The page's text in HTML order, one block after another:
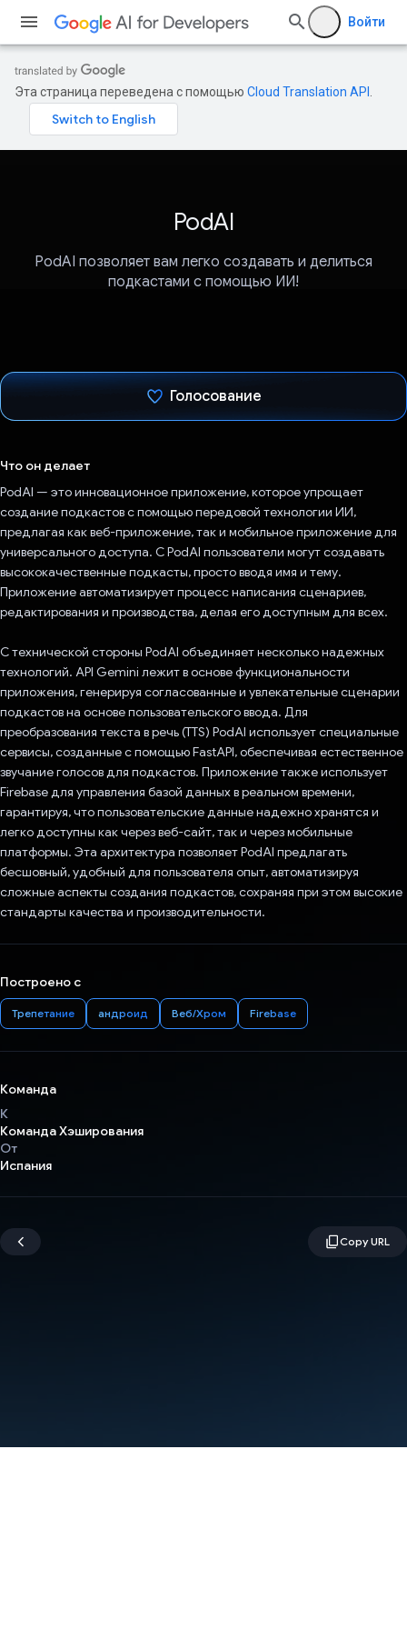
Войти
Эта страница переведена с помощью Cloud Translation API
PodAI
PodAI позволяет вам легко создавать и делиться
подкастами с помощью ИИ!
Голосование
Что он делает
PodAI — это инновационное приложение, которое упрощает
создание подкастов с помощью передовой технологии ИИ,
предлагая как веб-приложение, так и мобильное приложение для
универсального доступа. С PodAI пользователи могут создавать
высококачественные подкасты, просто вводя имя и тему.
Приложение автоматизирует процесс написания сценариев,
редактирования и производства, делая его доступным для всех.
С технической стороны PodAI объединяет несколько надежных
технологий. API Gemini лежит в основе функциональности
приложения, генерируя согласованные и увлекательные сценарии
подкастов на основе пользовательского ввода. Для
преобразования текста в речь (TTS) PodAI использует специальные
сервисы, созданные с помощью FastAPI, обеспечивая естественное
звучание голосов для подкастов. Приложение также использует
Firebase для управления базой данных в реальном времени,
гарантируя, что пользовательские данные надежно хранятся и
легко доступны как через веб-сайт, так и через мобильные
платформы. Эта архитектура позволяет PodAI предлагать
бесшовный, удобный для пользователя опыт, автоматизируя
сложные аспекты создания подкастов, сохраняя при этом высокие
стандарты качества и производительности.
Построено с
Трепетание андроид Веб/Хром Firebase
Команда
К
Команда Хэширования
От
Испания